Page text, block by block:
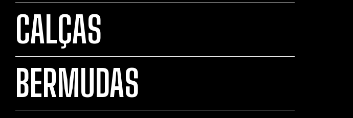
CALÇAS
BERMUDAS